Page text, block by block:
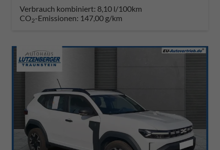
Verbrauch kombiniert: 8,10 l/100km
CO2-Emissionen: 147,00 g/km